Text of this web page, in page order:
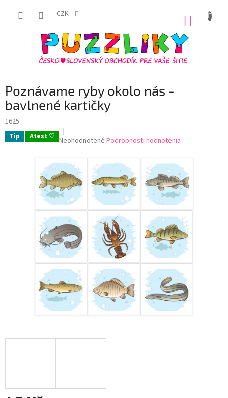
CZK
Poznávame ryby okolo nás -
bavlnené kartičky
1625
Tip Atest ♡ Priemerné
produktu
je
0,0
z
5
hviezdičiek.
Neohodnotené Podrobnosti hodnotenia